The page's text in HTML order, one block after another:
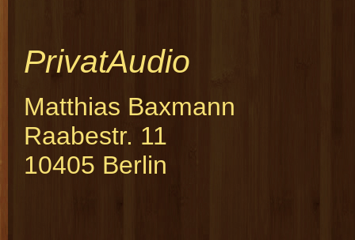
PrivatAudio
Matthias Baxmann
Raabestr. 11
10405 Berlin